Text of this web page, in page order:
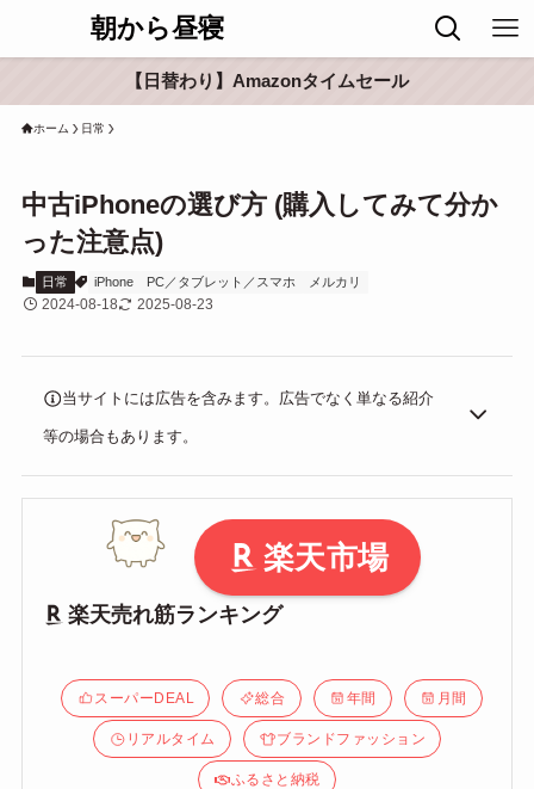
朝から昼寝
【日替わり】Amazonタイムセール
ホーム 日常
中古iPhoneの選び方 (購入してみて分か
った注意点)
日常 iPhone PC／タブレット／スマホ メルカリ
2024-08-18 2025-08-23
当サイトには広告を含みます。広告でなく単なる紹介
等の場合もあります。
楽天市場
楽天売れ筋ランキング
スーパーDEAL 総合 年間 月間
リアルタイム ブランドファッション
ふるさと納税